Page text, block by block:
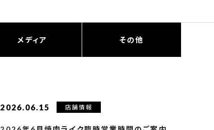
メディア その他
2026.06.15 店舗情報